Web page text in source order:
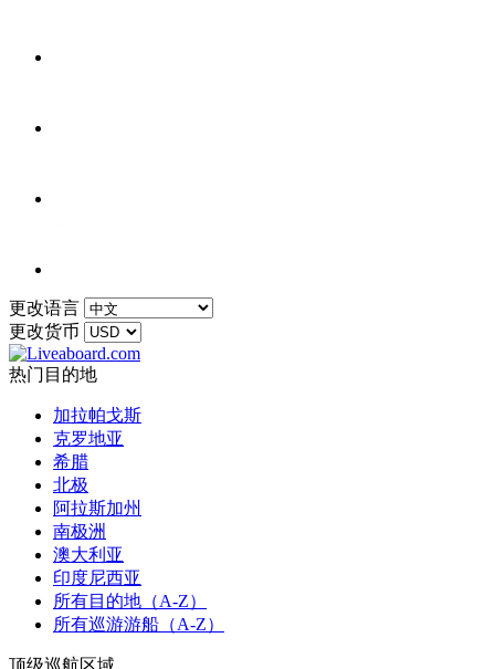
更改语言
更改货币
热门目的地
加拉帕戈斯
克罗地亚
希腊
北极
阿拉斯加州
南极洲
澳大利亚
印度尼西亚
所有目的地（A-Z）
所有巡游游船（A-Z）